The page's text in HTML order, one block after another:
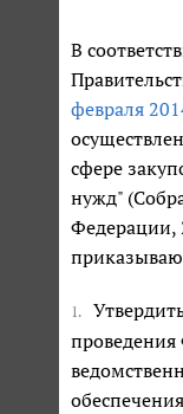
В
февраля
сфере
нужд"
Федерации,
1.
проведения